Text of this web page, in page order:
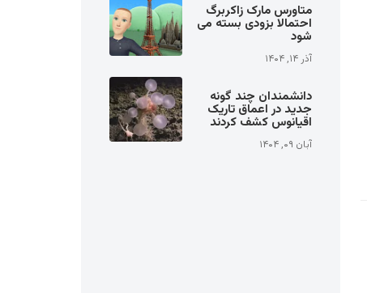
متاورس مارک زاکربرگ
احتمالا بزودی بسته می
شود
آذر ۱۴, ۱۴۰۴
دانشمندان چند گونه
جدید در اعماق تاریک
اقیانوس کشف کردند
آبان ۰۹, ۱۴۰۴